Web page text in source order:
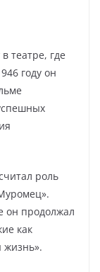
театре, где
году он
роль
он продолжал
как
жизнь».